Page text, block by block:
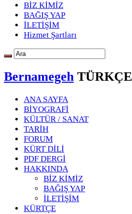
BİZ KİMİZ
BAĞIŞ YAP
İLETİŞİM
Hizmet Şartları
Bernamegeh TÜRKÇE
ANA SAYFA
BİYOGRAFİ
KÜLTÜR / SANAT
TARİH
FORUM
KÜRT DİLİ
PDF DERGİ
HAKKINDA
BİZ KİMİZ
BAĞIŞ YAP
İLETİŞİM
KÜRTÇE